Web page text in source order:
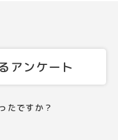
アンケート
たですか？